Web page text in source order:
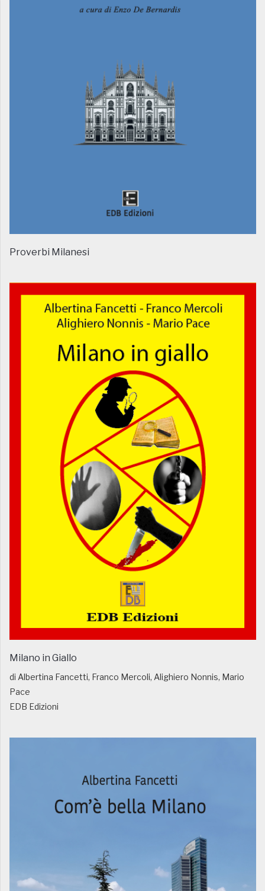
Proverbi Milanesi
Milano in Giallo
di Albertina Fancetti, Franco Mercoli, Alighiero Nonnis, Mario
Pace
EDB Edizioni